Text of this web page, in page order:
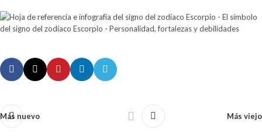
Más nuevo Más viejo